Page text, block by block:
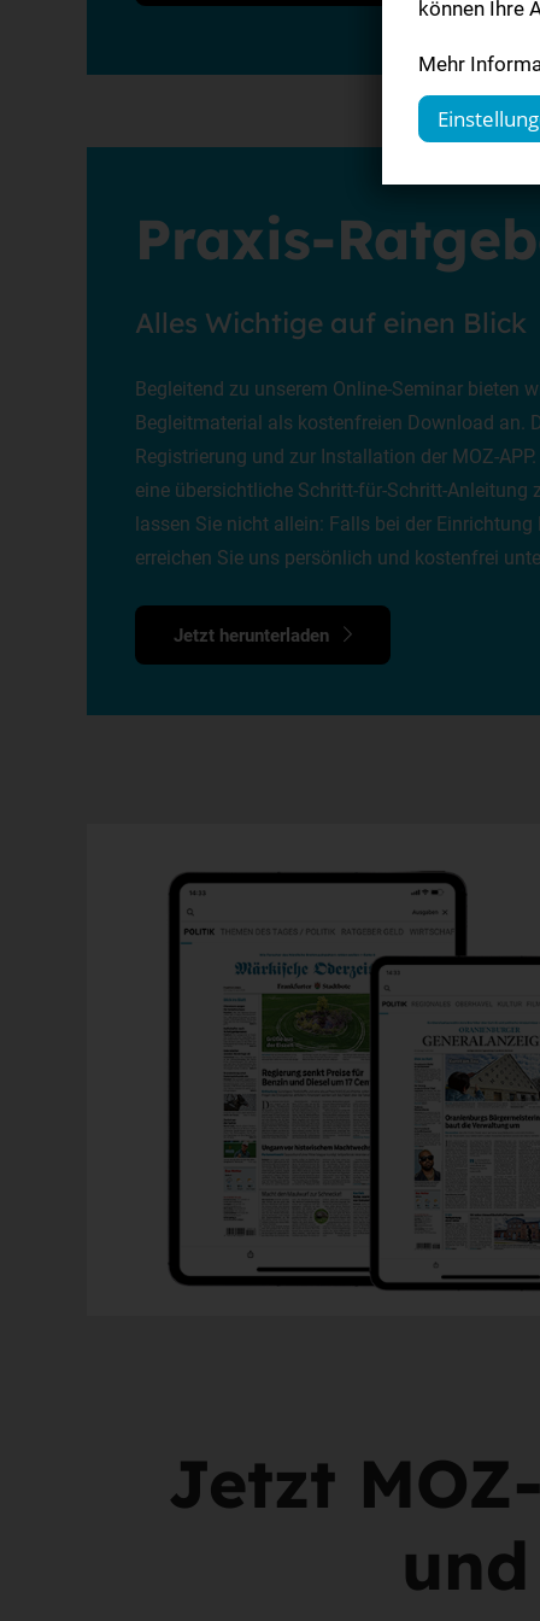
Praxis-
Alles Wichtige auf einen Blick
Begleitend zu unserem Online-Seminar bieten
Begleitmaterial als kostenfreien Download an.
Registrierung und zur Installation der MOZ-
eine übersichtliche Schritt-für-Schritt-Anleitung
lassen Sie nicht allein: Falls bei der
erreichen Sie uns persönlich und kostenfrei
Jetzt herunterladen
Jetzt
können Ihre
Mehr